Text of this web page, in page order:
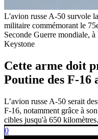
L'avion russe A-50 survole
militaire commémorant le
Seconde Guerre mondiale,
Keystone
Cette arme doit
Poutine des F-16
L’avion russe A-50 serait
F-16, notamment grâce à
cibles jusqu'à 650 kilomètres.
0